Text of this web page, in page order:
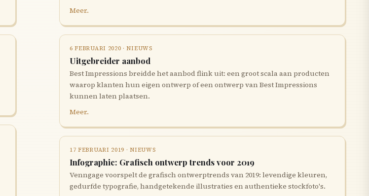
Meer..
6 FEBRUARI 2020 · NIEUWS
Uitgebreider aanbod
Best Impressions breidde het aanbod flink uit: een groot scala aan producten
waarop klanten hun eigen ontwerp of een ontwerp van Best Impressions
kunnen laten plaatsen.
Meer..
17 FEBRUARI 2019 · NIEUWS
Infographic: Grafisch ontwerp trends voor 2019
Venngage voorspelt de grafisch ontwerptrends van 2019: levendige kleuren,
gedurfde typografie, handgetekende illustraties en authentieke stockfoto's.